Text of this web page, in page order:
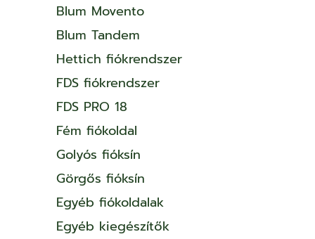
Blum Movento
Blum Tandem
Hettich fiókrendszer
FDS fiókrendszer
FDS PRO 18
Fém fiókoldal
Golyós fióksín
Görgős fióksín
Egyéb fiókoldalak
Egyéb kiegészítők